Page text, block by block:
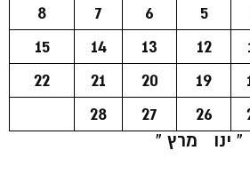
5
6
7
8
12
13
14
15
19
20
21
22
26
27
28
« ינו
מרץ »